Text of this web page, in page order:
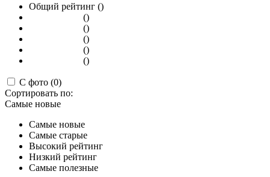
Общий рейтинг ()
()
()
()
()
()
С фото (0)
Сортировать по:
Самые новые
Самые новые
Самые старые
Высокий рейтинг
Низкий рейтинг
Самые полезные